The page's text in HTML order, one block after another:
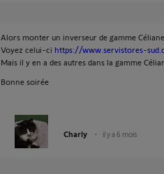
Alors monter un inverseur de gamme Céliane
Voyez celui-ci https://www.servistores-
Mais il y en a des autres dans la gamme
Bonne soirée
Charly il y a 6 mois